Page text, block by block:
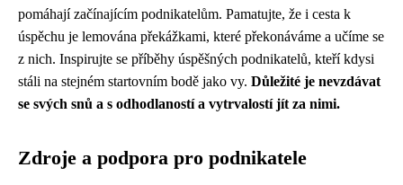
pomáhají začínajícím podnikatelům. Pamatujte, že i cesta k
úspěchu je lemována překážkami, které překonáváme a učíme se
z nich. Inspirujte se příběhy úspěšných podnikatelů, kteří kdysi
stáli na stejném startovním bodě jako vy. Důležité je nevzdávat
se svých snů a s odhodlaností a vytrvalostí jít za nimi.
Zdroje a podpora pro podnikatele